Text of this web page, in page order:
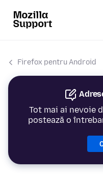
Firefox pentru Android
Tot mai ai nevoie
postează o